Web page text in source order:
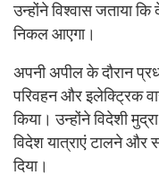
उन्होंने विश्वास जताया
निकल आएगा।
अपनी अपील के दौरान
परिवहन और इलेक्ट्रिक
किया। उन्होंने विदेशी
विदेश यात्राएं टालने और
दिया।